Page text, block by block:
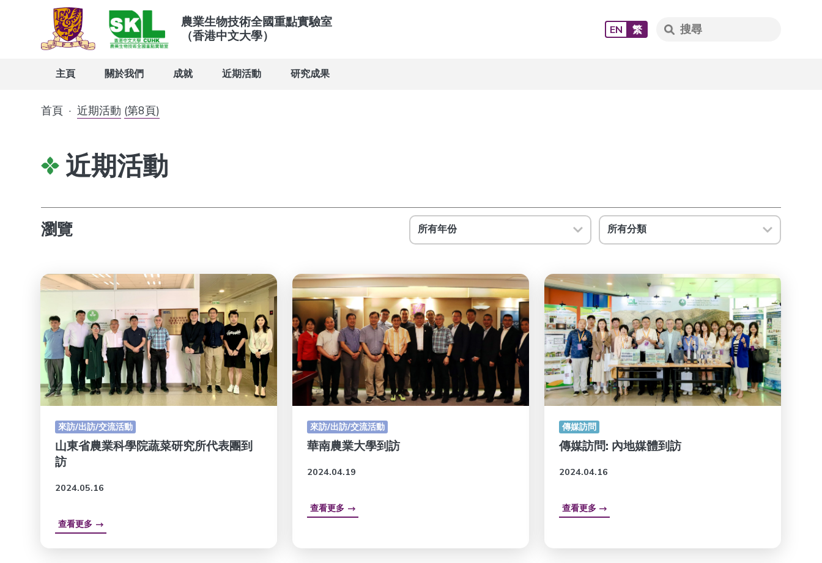
農業生物技術全國重點實驗室
（香港中文大學）
EN 繁
主頁 關於我們 成就 近期活動 研究成果
首頁 · 近期活動 (第8頁)
近期活動
瀏覽 所有年份 所有分類
來訪/出訪/交流活動
山東省農業科學院蔬菜研究所代表團到
訪
2024.05.16
查看更多
來訪/出訪/交流活動
華南農業大學到訪
2024.04.19
查看更多
傳媒訪問
傳媒訪問: 內地媒體到訪
2024.04.16
查看更多